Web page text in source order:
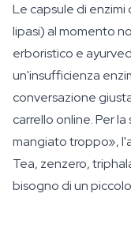
Le capsule di enzimi
lipasi) al momento
erboristico e
un'insufficienza
conversazione
carrello online. Per
mangiato troppo»,
Tea, zenzero,
bisogno di un